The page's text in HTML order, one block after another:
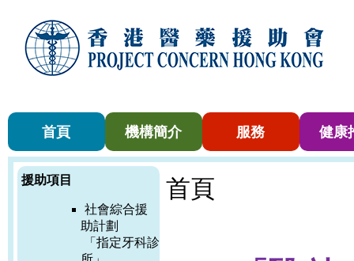
首頁 機構簡介 服務 健康
援助項目
社會綜合援
助計劃
「指定牙科診
首頁